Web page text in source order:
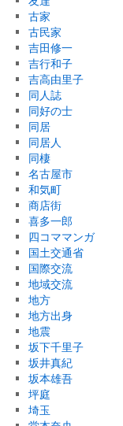
古家
古民家
吉田修一
吉行和子
吉高由里子
同人誌
同好の士
同居
同居人
同棲
名古屋市
和気町
商店街
喜多一郎
四コママンガ
国土交通省
国際交流
地域交流
地方
地方出身
地震
坂下千里子
坂井真紀
坂本雄吾
坪庭
埼玉